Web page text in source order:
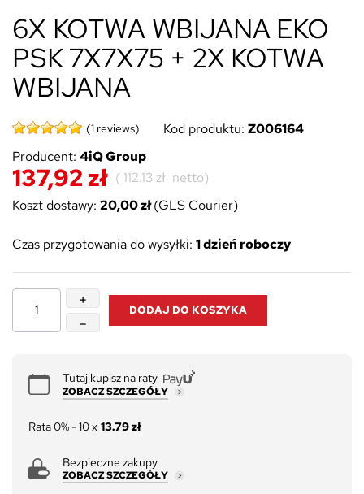
6X KOTWA WBIJANA EKO
PSK 7X7X75 + 2X KOTWA
WBIJANA
(1 reviews) Kod produktu: Z006164
Producent: 4iQ Group
137,92 zł ( 112.13 zł netto)
Koszt dostawy: 20,00 zł(GLS Courier)
Czas przygotowania do wysyłki: 1 dzień roboczy
DODAJ DO KOSZYKA
Tutaj kupisz na raty
ZOBACZ SZCZEGÓŁY
Rata 0% - 10 x 13.79 zł
Bezpieczne zakupy
ZOBACZ SZCZEGÓŁY